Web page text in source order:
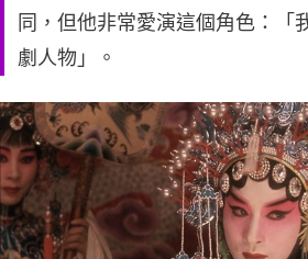
同，但他非常愛演這個角色：「
劇人物」。